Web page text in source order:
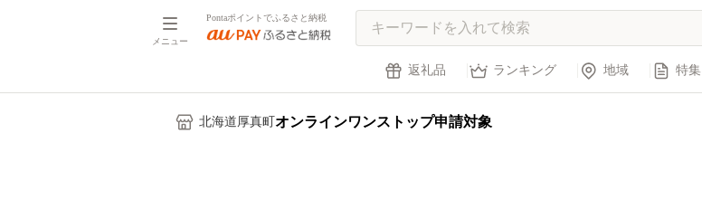
メニュー
Pontaポイントでふるさと納税
返礼品 ランキング 地域 特集
北海道厚真町 オンラインワンストップ申請対象